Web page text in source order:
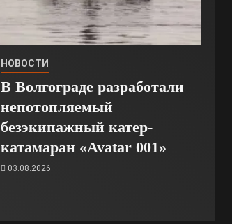
НОВОСТИ
В Волгограде разработали
непотопляемый
безэкипажный катер-
катамаран «Avatar 001»
03.08.2026